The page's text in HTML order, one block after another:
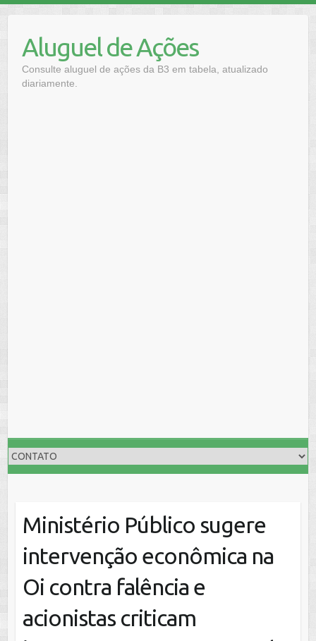
contentAluguel de Ações
Consulte aluguel de ações da B3 em tabela, atualizado
diariamente.
Ministério Público sugere
intervenção econômica na
Oi contra falência e
acionistas criticam